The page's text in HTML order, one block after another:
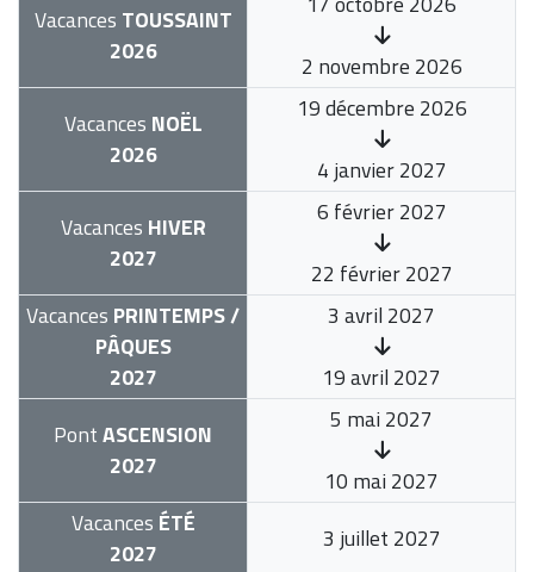
Vacances TOUSSAINT
2026
2 novembre 2026
Vacances NOËL
2026
19 décembre 2026
4 janvier 2027
Vacances HIVER
2027
6 février 2027
22 février 2027
Vacances PRINTEMPS /
PÂQUES
2027
3 avril 2027
19 avril 2027
PontASCENSION
2027
5 mai 2027
10 mai 2027
Vacances ÉTÉ
2027
3 juillet 2027